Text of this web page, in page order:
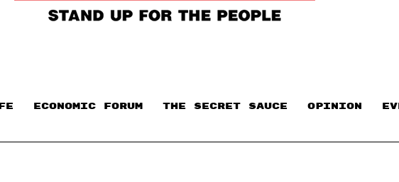
ECONOMIC FORUM THE SECRET SAUCE​ OPINION